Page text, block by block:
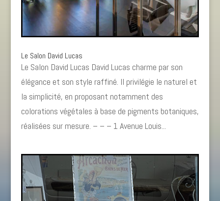
Le Salon David Lucas
Le Salon David Lucas David Lucas charme par son
élégance et son style raffiné. Il privilégie le naturel et
la simplicité, en proposant notamment des
colorations végétales à base de pigments botaniques,
réalisées sur mesure. – – – 1 Avenue Louis...